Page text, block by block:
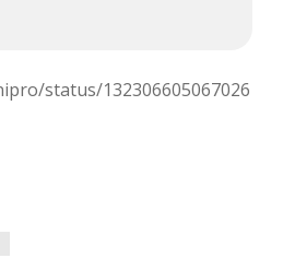
2022
status/132306605067026